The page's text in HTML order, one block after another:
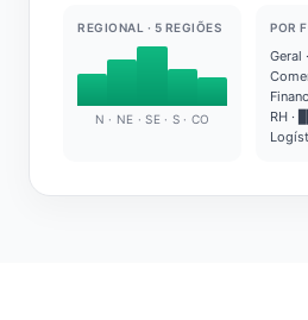
REGIONAL · 5 REGIÕES
N · NE · SE · S · CO
POR
Geral
RH ·